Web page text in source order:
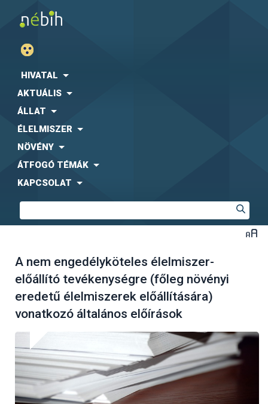
HIVATAL
AKTUÁLIS
ÁLLAT
ÉLELMISZER
NÖVÉNY
ÁTFOGÓ TÉMÁK
KAPCSOLAT
A nem engedélyköteles élelmiszer-
előállító tevékenységre (főleg növényi
eredetű élelmiszerek előállítására)
vonatkozó általános előírások